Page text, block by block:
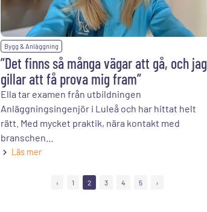
Bygg & Anläggning
”Det finns så många vägar att gå, och jag
gillar att få prova mig fram”
Ella tar examen från utbildningen
Anläggningsingenjör i Luleå och har hittat helt
rätt. Med mycket praktik, nära kontakt med
branschen...
Läs mer
‹ 1 2 3 4 5 ›